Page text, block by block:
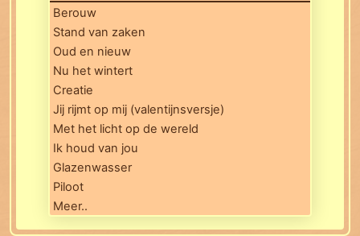
Berouw
Stand van zaken
Oud en nieuw
Nu het wintert
Creatie
Jij rijmt op mij (valentijnsversje)
Met het licht op de wereld
Ik houd van jou
Glazenwasser
Piloot
Meer..